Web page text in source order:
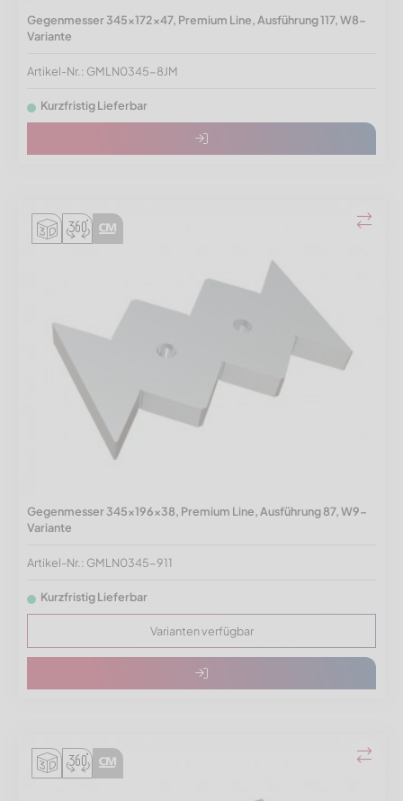
Gegenmesser 345x172x47, Premium Line, Ausführung 117, W8-
Variante
Artikel-Nr.: GMLN0345-8JM
Kurzfristig Lieferbar
Gegenmesser 345x196x38, Premium Line, Ausführung 87, W9-
Variante
Artikel-Nr.: GMLN0345-911
Kurzfristig Lieferbar
Varianten verfügbar